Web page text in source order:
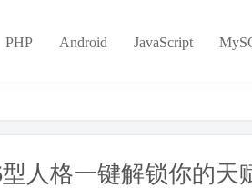
PHP Android JavaScript
人格一键解锁你的天